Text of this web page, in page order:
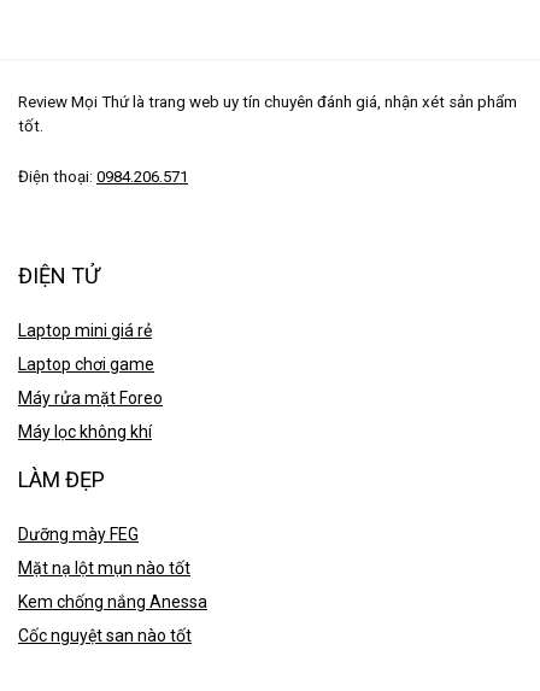
Review Mọi Thứ là trang web uy tín chuyên đánh giá, nhận xét sản phẩm
tốt.
Điện thoại: 0984.206.571
ĐIỆN TỬ
Laptop mini giá rẻ
Laptop chơi game
Máy rửa mặt Foreo
Máy lọc không khí
LÀM ĐẸP
Dưỡng mày FEG
Mặt nạ lột mụn nào tốt
Kem chống nắng Anessa
Cốc nguyệt san nào tốt